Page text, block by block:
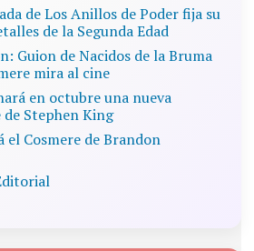
de Los Anillos de Poder fija su
de la Segunda Edad
Guion de Nacidos de la Bruma
mira al cine
en octubre una nueva
Stephen King
Cosmere de Brandon